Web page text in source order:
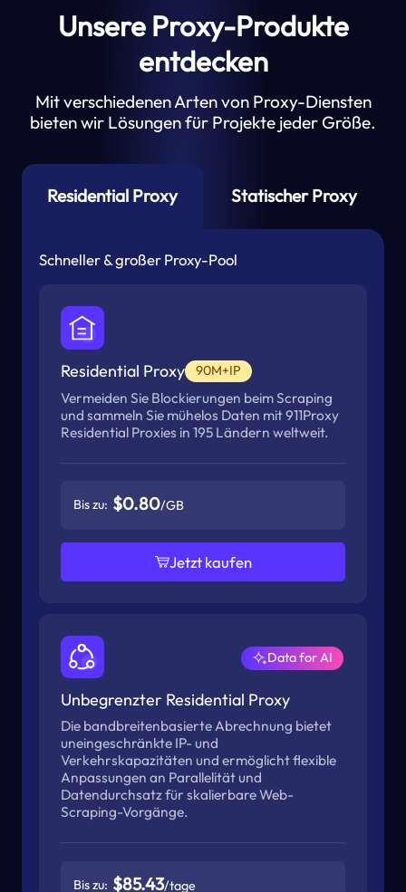
Unsere Proxy-Produkte
entdecken
Mit verschiedenen Arten von Proxy-Diensten
bieten wir Lösungen für Projekte jeder Größe.
Residential Proxy Statischer Proxy
Schneller & großer Proxy-Pool
Residential Proxy 90M+IP
Vermeiden Sie Blockierungen beim Scraping
und sammeln Sie mühelos Daten mit 911Proxy
Residential Proxies in 195 Ländern weltweit.
Bis zu: $0.80/GB
Jetzt kaufen
Unbegrenzter Residential Proxy
Data for AI
Die bandbreitenbasierte Abrechnung bietet
uneingeschränkte IP- und
Verkehrskapazitäten und ermöglicht flexible
Anpassungen an Parallelität und
Datendurchsatz für skalierbare Web-
Scraping-Vorgänge.
Bis zu: $85.43/tage